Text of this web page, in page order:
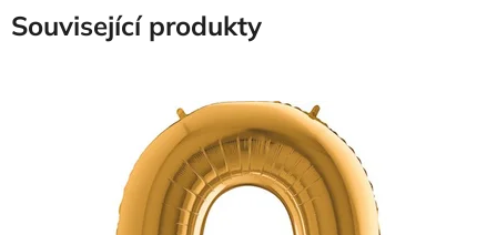
Související produkty